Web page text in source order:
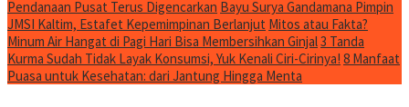
Pendanaan Pusat Terus Digencarkan Bayu Surya Gandamana Pimpin
JMSI Kaltim, Estafet Kepemimpinan Berlanjut Mitos atau Fakta?
Minum Air Hangat di Pagi Hari Bisa Membersihkan Ginjal3 Tanda
Kurma Sudah Tidak Layak Konsumsi, Yuk Kenali Ciri-Cirinya! 8 Manfaat
Puasa untuk Kesehatan: dari Jantung Hingga Menta